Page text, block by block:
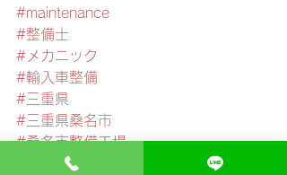
#maintenance
#整備士
#メカニック
#輸入車整備
#三重県
#三重県桑名市
#桑名市整備工場
#車好き